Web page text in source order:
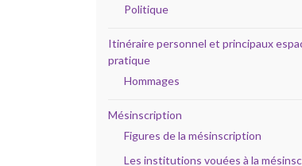
Politique
Itinéraire personnel et principaux
pratique
Hommages
Mésinscription
Figures de la mésinscription
Les institutions vouées à la